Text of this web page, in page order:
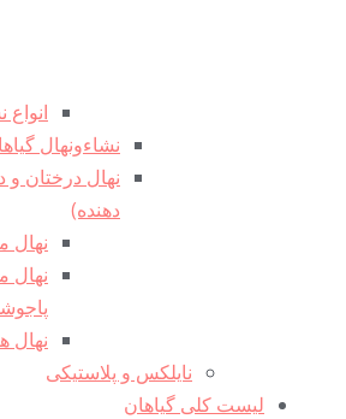
انواع
نشاءونهال
نهال درختان و
دهنده)
نهال
نهال
نهال
نایلکس و پلاستیکی
لیست کلی گیاهان